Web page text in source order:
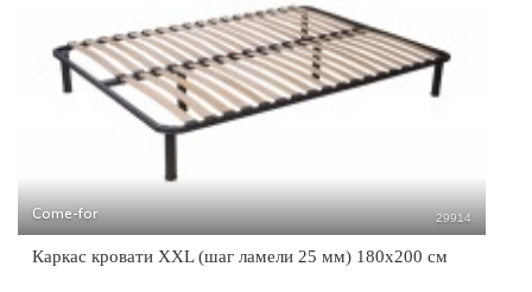
Come-for 29914
Каркас кровати XXL (шаг ламели 25 мм) 180х200 см